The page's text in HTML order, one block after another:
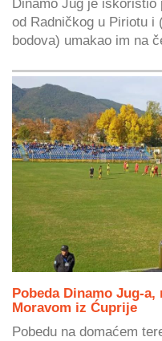
Dinamo Jug je
od Radničkog u Piriotu i
bodova) umakao im na
Pobeda Dinamo Jug-
Moravom iz Ćuprije
Pobedu na domaćem